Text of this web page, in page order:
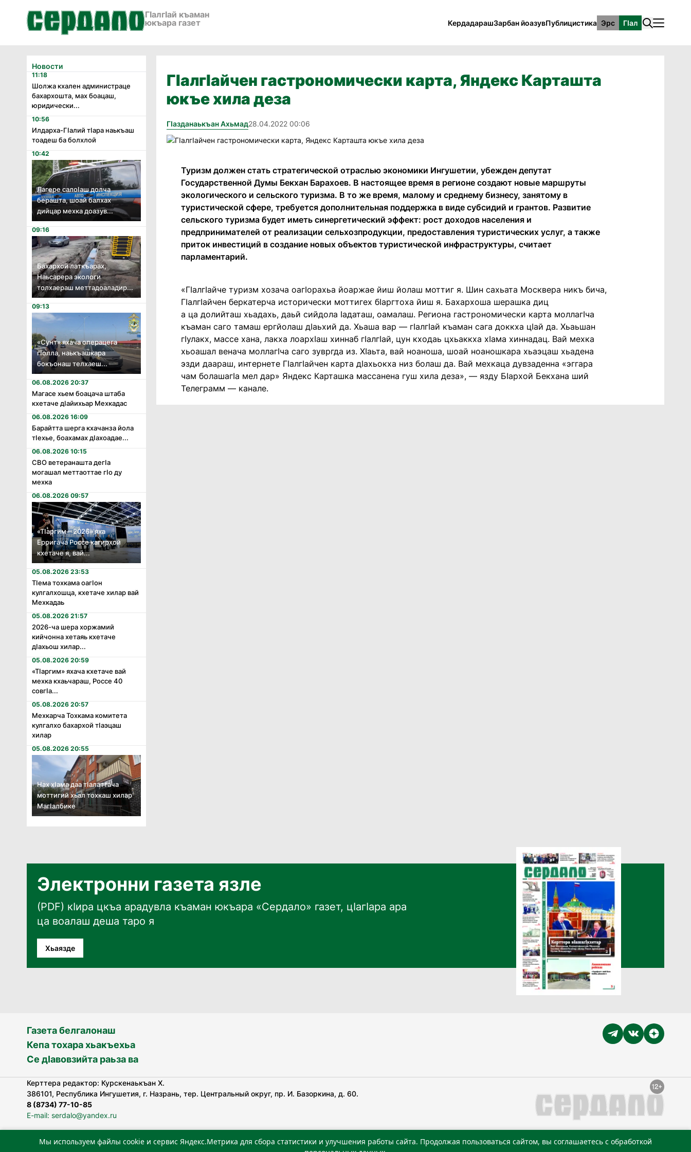
ГӀалгӀай къаман
юкъара газет
КердадарашЗарбан йоазувПублицистика Эрс ГӀал
Новости
11:18
Шолжа кхален администраце
бахархошта, мах боацаш,
юридически...
10:56
Илдарха-Гӏалий тӏара наькъаш
тоадеш ба болхлой
10:42
Лагере салоӏаш долча
берашта, шоай балхах
дийцар мехка доазув...
09:16
Бахархой латкъарах,
Наьсарера экологи
толхаераш меттадоаладир...
09:13
«Сунт» яхача операцега
гӏолла, наькъашкара
бокъонаш телхаеш...
06.08.2026 20:37
Магасе хьем боацача штаба
кхетаче дӏайихьар Мехкадас
06.08.2026 16:09
Барайтта шерга кхачанза йола
тӏехье, боахамах дӏахоадае...
06.08.2026 10:15
СВО ветеранашта дегӏа
могашал меттаоттае гӏо ду
мехка
06.08.2026 09:57
«Тӏаргим – 2026» яха
Ерригача Россе кагирхой
кхетаче я, вай...
05.08.2026 23:53
Тӏема тохкама оагӏон
кулгалхошца, кхетаче хилар вай
Мехкадаь
05.08.2026 21:57
2026-ча шера хоржамий
кийчонна хетаяь кхетаче
дӏахьош хилар...
05.08.2026 20:59
«Тӏаргим» яхача кхетаче вай
мехка кхаьчараш, Россе 40
совгӏа...
05.08.2026 20:57
Мехкарча Тохкама комитета
кулгалхо бахархой тӏаэцаш
хилар
05.08.2026 20:55
Нах хӏама даа тӏалаттача
моттигий хьал тохкаш хилар
Магӏалбике
ГIалгIайчен гастрономически карта, Яндекс Карташта
юкъе хила деза
Гӏазданаькъан Ахьмад28.04.2022 00:06
Туризм должен стать стратегической отраслью экономики Ингушетии, убежден депутат
Государственной Думы Бекхан Барахоев. В настоящее время в регионе создают новые маршруты
экологического и сельского туризма. В то же время, малому и среднему бизнесу, занятому в
туристической сфере, требуется дополнительная поддержка в виде субсидий и грантов. Развитие
сельского туризма будет иметь синергетический эффект: рост доходов населения и
предпринимателей от реализации сельхозпродукции, предоставления туристических услуг, а также
приток инвестиций в создание новых объектов туристической инфраструктуры, считает
парламентарий.
«ГIалгIайче туризм хозача оагIорахьа йоаржае йиш йолаш моттиг я. Шин сахьата Москвера никъ бича,
ГIалгIайчен беркатерча исторически моттигех бIаргтоха йиш я. Бахархоша шерашка диц
а ца долийташ хьадахь, даьй сийдола Iадаташ, оамалаш. Региона гастрономически карта моллагIча
къаман саго тамаш ергйолаш дIаьхий да. Хьаша вар — гIалгIай къаман сага доккха цIай да. Хьаьшан
гIулакх, массе хана, лакха лоархIаш хиннаб гIалгIай, цун кходаь цхьаккха хIама хиннадац. Вай мехка
хьоашал венача моллагIча саго зувргда из. ХIаьта, вай ноаноша, шоай ноаношкара хьаэцаш хьадена
эзди даараш, интернете ГIалгIайчен карта дIахьокха низ болаш да. Вай мехкаца дувзаденна «эггара
чам болашагIа мел дар» Яндекс Карташка массанена гуш хила деза», — язду БIархой Бекхана ший
Телеграмм — канале.
Электронни газета язле
(PDF) кӀира цкъа арадувла къаман юкъара «Сердало» газет, цӀагӀара ара
ца воалаш деша таро я
Хьаязде
Газета белгалонаш
Кепа тохара хьакъехьа
Се дӀавовзийта раьза ва
Керттера редактор: Курскенаькъан Х.
386101, Республика Ингушетия, г. Назрань, тер. Центральный округ, пр. И. Базоркина, д. 60.
8 (8734) 77-10-85
E-mail: serdalo@yandex.ru
«Сердало» газета арадувлар чIоагIдаьд бувзамеи, хоам беча гIирсаштеи, цар дуккхача тайпаштеи тIахьожам
Мы используем файлы cookie и сервис Яндекс.Метрика для сбора статистики и улучшения работы сайта. Продолжая пользоваться сайтом, вы соглашаетесь с обработкой